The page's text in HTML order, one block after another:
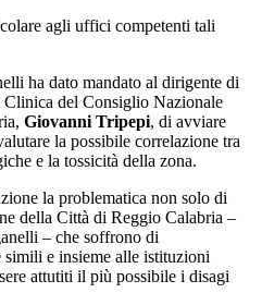
agli uffici competenti tali
ha dato mandato al dirigente di
del Consiglio Nazionale
Giovanni Tripepi, di avviare
la possibile correlazione tra
e la tossicità della zona.
la problematica non solo di
della Città di Reggio Calabria –
– che soffrono di
e insieme alle istituzioni
attutiti il più possibile i disagi